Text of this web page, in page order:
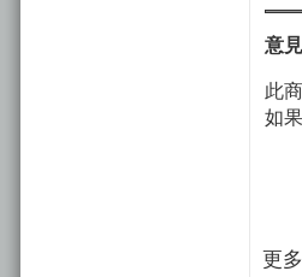
意
此
如
更